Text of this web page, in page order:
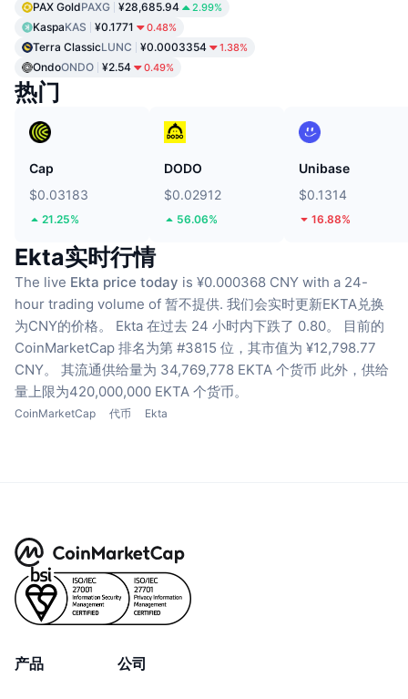
PAX GoldPAXG ¥28,685.94 2.99%
KaspaKAS ¥0.1771 0.48%
Terra ClassicLUNC ¥0.0003354 1.38%
OndoONDO ¥2.54 0.49%
热门
Cap
$0.03183
21.25%
DODO
$0.02912
56.06%
Unibase
$0.1314
16.88%
Ekta实时行情
The live Ekta price today is ¥0.000368 CNY with a 24-
hour trading volume of 暂不提供. 我们会实时更新EKTA兑换
为CNY的价格。
Ekta 在过去 24 小时内下跌了 0.80。
目前的
CoinMarketCap 排名为第 #3815 位，其市值为 ¥12,798.77
CNY。
其流通供给量为 34,769,778 EKTA 个货币 此外，供给
量上限为420,000,000 EKTA 个货币。
CoinMarketCap 代币 Ekta
产品 公司